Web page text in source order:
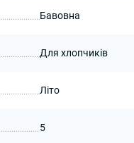
Бавовна
Для хлопчиків
Літо
5